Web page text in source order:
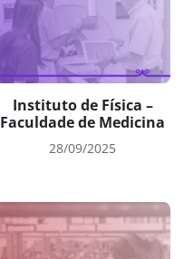
Instituto de Física –
Faculdade de Medicina
28/09/2025